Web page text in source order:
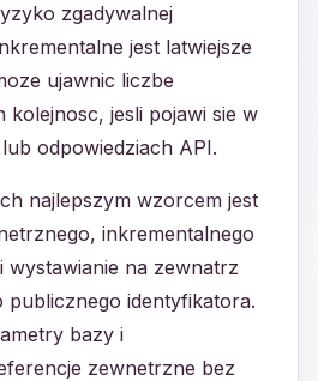
zgadywalnej
jest latwiejsze
ujawnic liczbe
kolejnosc, jesli pojawi sie w
odpowiedziach API.
najlepszym wzorcem jest
inkrementalnego
wystawianie na zewnatrz
publicznego identyfikatora.
bazy i
zewnetrzne bez